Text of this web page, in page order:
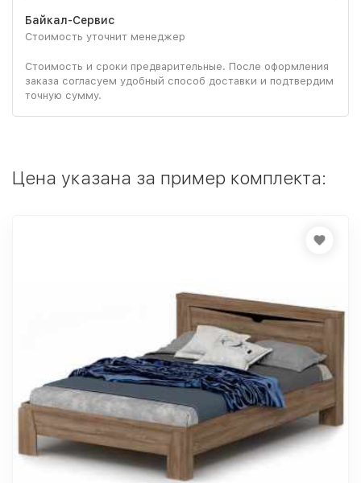
Байкал-Сервис
Стоимость уточнит менеджер
Стоимость и сроки предварительные. После оформления
заказа согласуем удобный способ доставки и подтвердим
точную сумму.
Цена указана за пример комплекта: